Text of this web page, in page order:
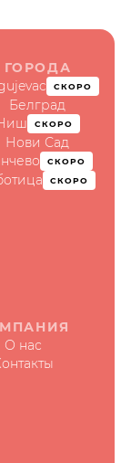
ГОРОДА
СКОРО
Белград
СКОРО
Нови Сад
СКОРО
СКОРО
О нас